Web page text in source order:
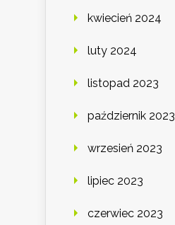
kwiecień 2024
luty 2024
listopad 2023
październik 2023
wrzesień 2023
lipiec 2023
czerwiec 2023